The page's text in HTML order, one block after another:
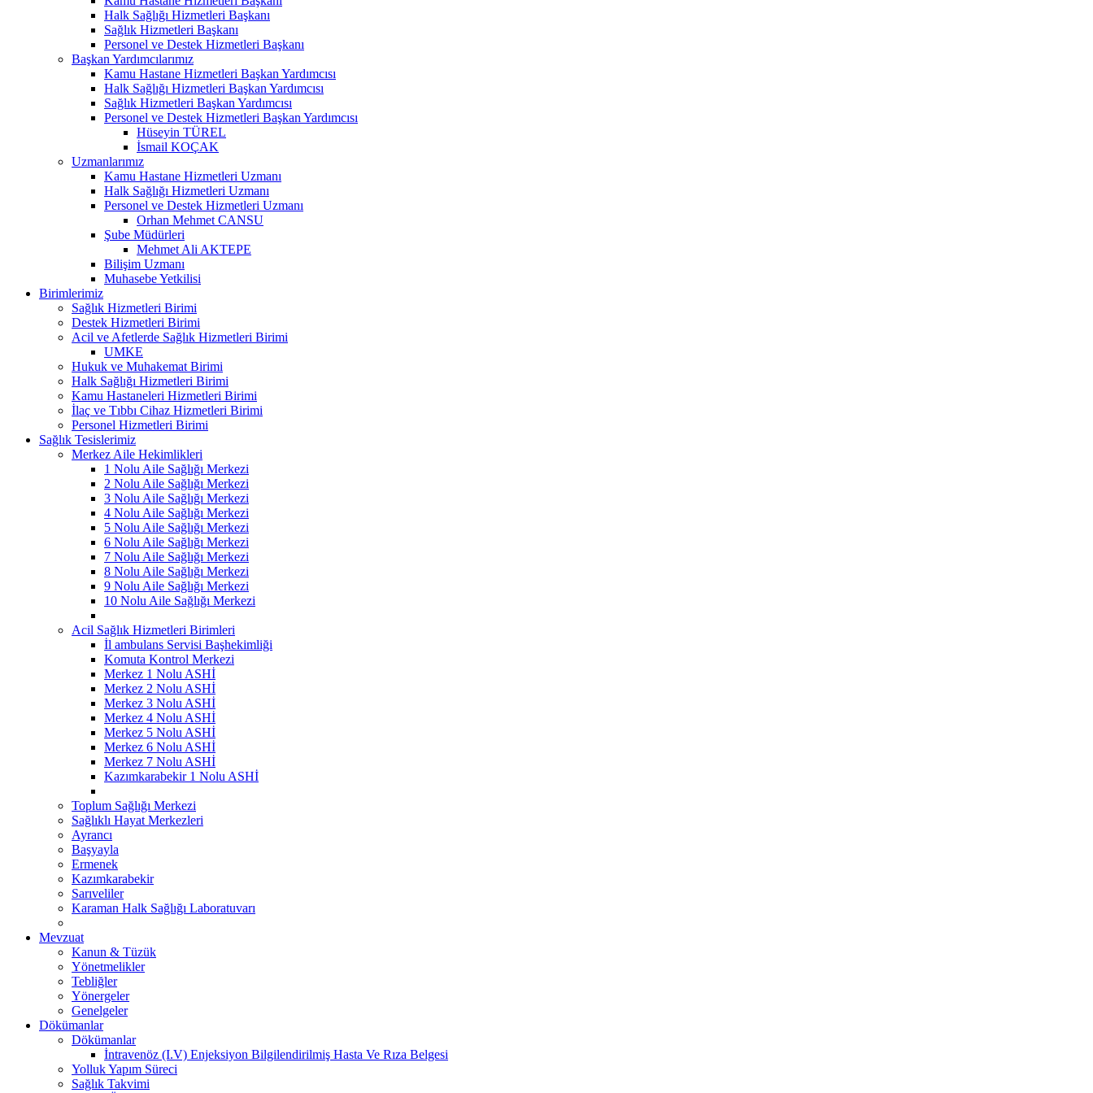
Halk Sağlığı Hizmetleri Başkanı
Sağlık Hizmetleri Başkanı
Personel ve Destek Hizmetleri Başkanı
Başkan Yardımcılarımız
Kamu Hastane Hizmetleri Başkan Yardımcısı
Halk Sağlığı Hizmetleri Başkan Yardımcısı
Sağlık Hizmetleri Başkan Yardımcısı
Personel ve Destek Hizmetleri Başkan Yardımcısı
Hüseyin TÜREL
İsmail KOÇAK
Uzmanlarımız
Kamu Hastane Hizmetleri Uzmanı
Halk Sağlığı Hizmetleri Uzmanı
Personel ve Destek Hizmetleri Uzmanı
Orhan Mehmet CANSU
Şube Müdürleri
Mehmet Ali AKTEPE
Bilişim Uzmanı
Muhasebe Yetkilisi
Birimlerimiz
Sağlık Hizmetleri Birimi
Destek Hizmetleri Birimi
Acil ve Afetlerde Sağlık Hizmetleri Birimi
UMKE
Hukuk ve Muhakemat Birimi
Halk Sağlığı Hizmetleri Birimi
Kamu Hastaneleri Hizmetleri Birimi
İlaç ve Tıbbı Cihaz Hizmetleri Birimi
Personel Hizmetleri Birimi
Sağlık Tesislerimiz
Merkez Aile Hekimlikleri
1 Nolu Aile Sağlığı Merkezi
2 Nolu Aile Sağlığı Merkezi
3 Nolu Aile Sağlığı Merkezi
4 Nolu Aile Sağlığı Merkezi
5 Nolu Aile Sağlığı Merkezi
6 Nolu Aile Sağlığı Merkezi
7 Nolu Aile Sağlığı Merkezi
8 Nolu Aile Sağlığı Merkezi
9 Nolu Aile Sağlığı Merkezi
10 Nolu Aile Sağlığı Merkezi
Acil Sağlık Hizmetleri Birimleri
İl ambulans Servisi Başhekimliği
Komuta Kontrol Merkezi
Merkez 1 Nolu ASHİ
Merkez 2 Nolu ASHİ
Merkez 3 Nolu ASHİ
Merkez 4 Nolu ASHİ
Merkez 5 Nolu ASHİ
Merkez 6 Nolu ASHİ
Merkez 7 Nolu ASHİ
Kazımkarabekir 1 Nolu ASHİ
Toplum Sağlığı Merkezi
Sağlıklı Hayat Merkezleri
Ayrancı
Başyayla
Ermenek
Kazımkarabekir
Sarıveliler
Karaman Halk Sağlığı Laboratuvarı
Mevzuat
Kanun & Tüzük
Yönetmelikler
Tebliğler
Yönergeler
Genelgeler
Dökümanlar
Dökümanlar
İntravenöz (I.V) Enjeksiyon Bilgilendirilmiş Hasta Ve Rıza Belgesi
Yolluk Yapım Süreci
Sağlık Takvimi